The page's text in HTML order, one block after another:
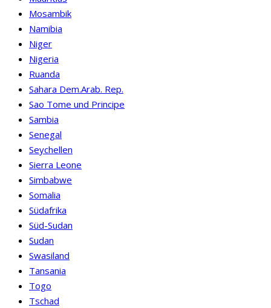
Mosambik
Namibia
Niger
Nigeria
Ruanda
Sahara Dem.Arab. Rep.
Sao Tome und Principe
Sambia
Senegal
Seychellen
Sierra Leone
Simbabwe
Somalia
Südafrika
Süd-Sudan
Sudan
Swasiland
Tansania
Togo
Tschad